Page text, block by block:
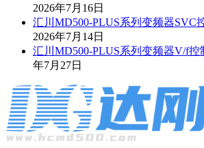
2026年7月16日
汇川MD500-PLUS系列变频器SVC
2026年7月14日
汇川MD500-PLUS系列变频器V/f控
年7月27日